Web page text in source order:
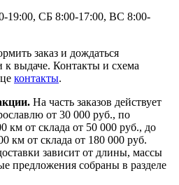
СБ 8:00-17:00, ВС 8:00-
заказ и дождаться
к выдаче. Контакты и схема
контакты.
На часть заказов действует
от 30 000 руб., по
км от склада от 50 000 руб., до
км от склада от 180 000 руб.
зависит от длины, массы
предложения собраны в разделе